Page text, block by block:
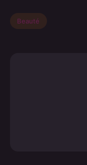
Beauté